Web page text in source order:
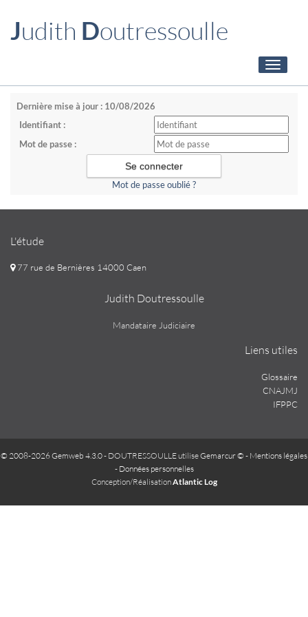
Judith Doutressoulle
Toggle
Dernière mise à jour : 10/08/2026
Identifiant :
Mot de passe :
Mot de passe oublié ?
L'étude
77 rue de Bernières 14000 Caen
Judith Doutressoulle
Mandataire Judiciaire
Liens utiles
Glossaire
CNAJMJ
IFPPC
© 2008-2026 Gemweb 4.3.0- DOUTRESSOULLE utiliseGemarcur © - Mentions légales
- Données personnelles
Conception/RéalisationAtlantic Log